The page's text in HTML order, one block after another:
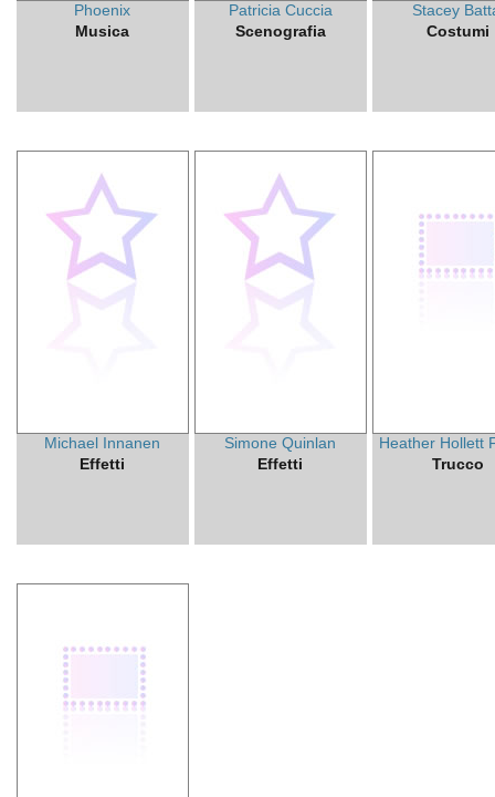
Phoenix
Musica
Patricia Cuccia
Scenografia
Stacey
Costumi
Michael Innanen
Effetti
Simone Quinlan
Effetti
Heather Hollett
Trucco